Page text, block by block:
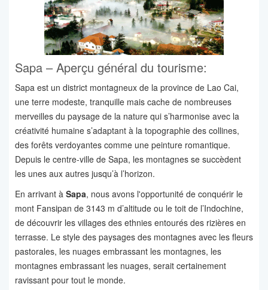
Sapa – Aperçu général du tourisme:
Sapa est un district montagneux de la province de Lao Cai,
une terre modeste, tranquille mais cache de nombreuses
merveilles du paysage de la nature qui s’harmonise avec la
créativité humaine s’adaptant à la topographie des collines,
des forêts verdoyantes comme une peinture romantique.
Depuis le centre-ville de Sapa, les montagnes se succèdent
les unes aux autres jusqu’à l’horizon.
En arrivant à Sapa, nous avons l'opportunité de conquérir le
mont Fansipan de 3143 m d’altitude ou le toit de l’Indochine,
de découvrir les villages des ethnies entourés des rizières en
terrasse. Le style des paysages des montagnes avec les fleurs
pastorales, les nuages embrassant les montagnes, les
montagnes embrassant les nuages, serait certainement
ravissant pour tout le monde.